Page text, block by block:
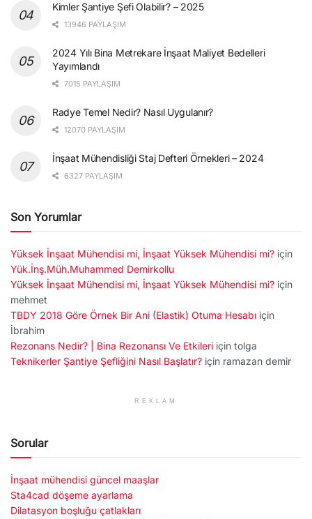
Kimler Şantiye Şefi Olabilir? – 2025
13946 PAYLAŞIM
2024 Yılı Bina Metrekare İnşaat Maliyet Bedelleri
Yayımlandı
7015 PAYLAŞIM
Radye Temel Nedir? Nasıl Uygulanır?
12070 PAYLAŞIM
İnşaat Mühendisliği Staj Defteri Örnekleri – 2024
6327 PAYLAŞIM
Son Yorumlar
Yüksek İnşaat Mühendisi mi, İnşaat Yüksek Mühendisi mi? için
Yük.İnş.Müh.Muhammed Demirkollu
Yüksek İnşaat Mühendisi mi, İnşaat Yüksek Mühendisi mi? için
mehmet
TBDY 2018 Göre Örnek Bir Ani (Elastik) Otuma Hesabı için
İbrahim
Rezonans Nedir? | Bina Rezonansı Ve Etkileri için tolga
Teknikerler Şantiye Şefliğini Nasıl Başlatır? için ramazan demir
REKLAM
Sorular
İnşaat mühendisi güncel maaşlar
Sta4cad döşeme ayarlama
Dilatasyon boşluğu çatlakları